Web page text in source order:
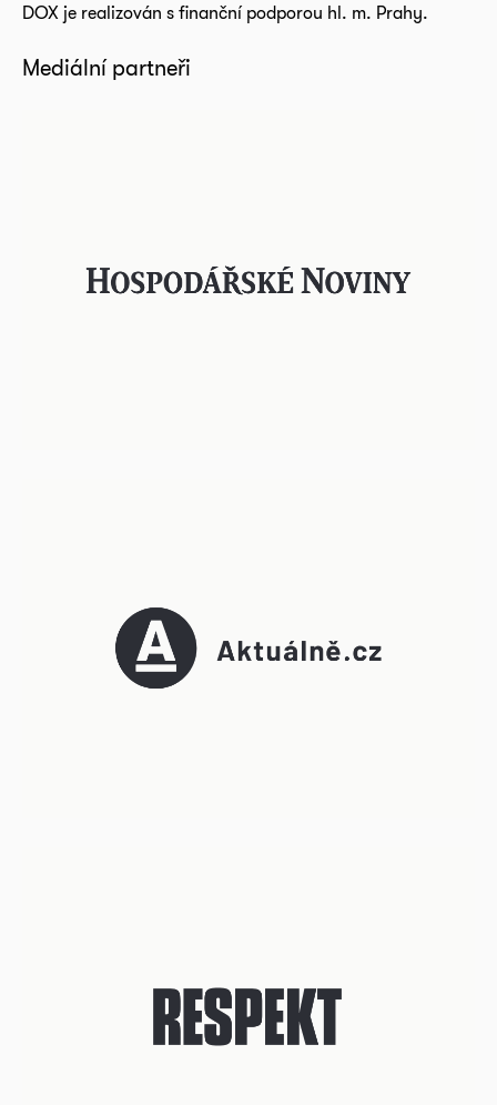
DOX je realizován s finanční podporou hl. m. Prahy.
Mediální partneři